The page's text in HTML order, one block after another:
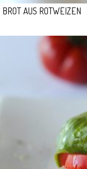
BROT AUS ROTWEIZEN